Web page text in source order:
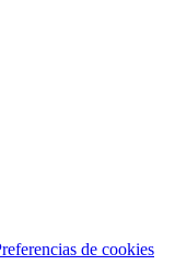
de cookies